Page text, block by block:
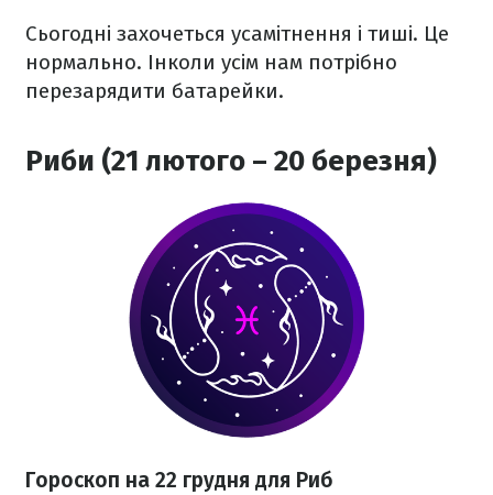
Сьогодні захочеться усамітнення і тиші. Це
нормально. Інколи усім нам потрібно
перезарядити батарейки.
Риби (21 лютого – 20 березня)
Гороскоп на 22 грудня для Риб